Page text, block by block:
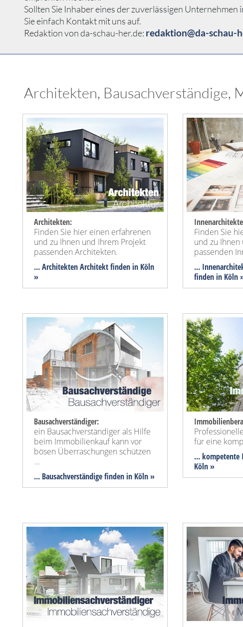
Sollten Sie Inhaber eines der zuverlässigen
Sie einfach Kontakt mit uns auf.
Redaktion von da-schau-her.de: redaktion@da-schau-
Architekten, Bausachverständige,
Architekten:
Finden Sie hier einen erfahrenen
und zu Ihnen und Ihrem Projekt
passenden Architekten.
... Architekten Architekt finden in Köln
»
Finden Sie
und zu
passenden
...
finden in Köln
Bausachverständiger:
ein Bausachverständiger als Hilfe
beim Immobilienkauf kann vor
bösen Überraschungen schützen
...
... Bausachverständige finden in Köln »
für eine
...
Köln »